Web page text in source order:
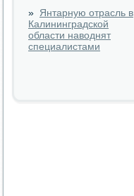
» Янтарную отрасль в
Калининградской
области наводнят
специалистами